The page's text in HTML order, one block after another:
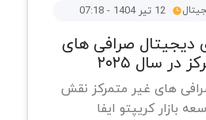
دیجیتال صرافی های
در سال ۲۰۲۵
های غیر متمرکز نقش
بازار کریپتو ایفا